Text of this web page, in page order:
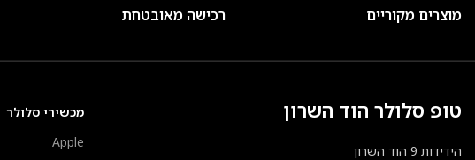
מוצרים מקוריים רכישה מאובטחת
טופ סלולר הוד השרון
הידידות 9 הוד השרון
מכשירי סלולר
Apple